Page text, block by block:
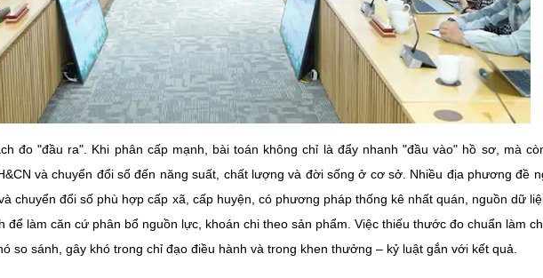
đo "đầu ra". Khi phân cấp mạnh, bài toán không chỉ là đẩy nhanh "đầu vào" hồ sơ, mà
và chuyển đổi số đến năng suất, chất lượng và đời sống ở cơ sở. Nhiều địa phương đề
chuyển đổi số phù hợp cấp xã, cấp huyện, có phương pháp thống kê nhất quán, nguồn dữ
để làm căn cứ phân bổ nguồn lực, khoán chi theo sản phẩm. Việc thiếu thước đo chuẩn làm
so sánh, gây khó trong chỉ đạo điều hành và trong khen thưởng – kỷ luật gắn với kết quả.